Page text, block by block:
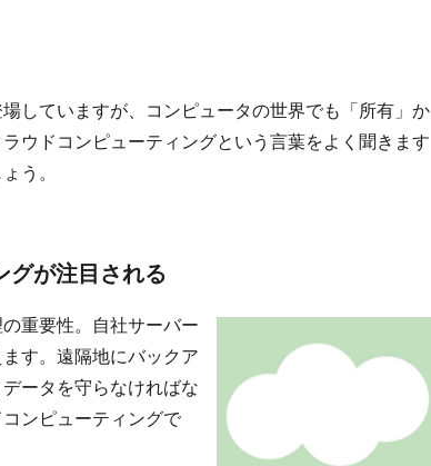
していますが、コンピュータの世界でも「所有」か
ウドコンピューティングという言葉をよく聞きます
う。
グが注目される
重要性。自社サーバー
す。遠隔地にバックア
ータを守らなければな
ンピューティングで